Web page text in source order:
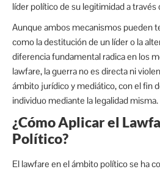
líder político de su legitimidad a través
Aunque ambos mecanismos pueden
como la destitución de un líder o la
diferencia fundamental radica en los
lawfare, la guerra no es directa ni
ámbito jurídico y mediático, con el fin
individuo mediante la legalidad misma.
¿Cómo Aplicar el
Político?
El lawfare en el ámbito político se ha